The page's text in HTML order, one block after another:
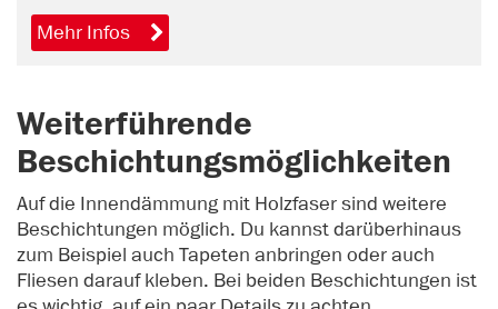
Mehr Infos
Weiterführende
Beschichtungsmöglichkeiten
Auf die Innendämmung mit Holzfaser sind weitere
Beschichtungen möglich. Du kannst darüberhinaus
zum Beispiel auch Tapeten anbringen oder auch
Fliesen darauf kleben. Bei beiden Beschichtungen ist